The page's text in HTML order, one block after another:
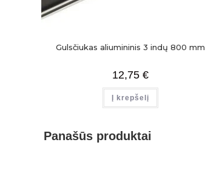
Gulsčiukas aliumininis 3 indų 800 mm
12,75 €
Į krepšelį
Panašūs produktai